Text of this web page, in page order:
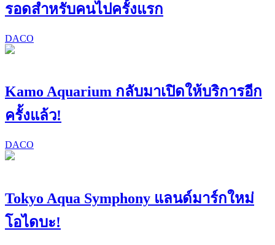
รอดสำหรับคนไปครั้งแรก
DACO
Kamo Aquarium กลับมาเปิดให้บริการอีก
ครั้งแล้ว!
DACO
Tokyo Aqua Symphony แลนด์มาร์กใหม่
โอไดบะ!